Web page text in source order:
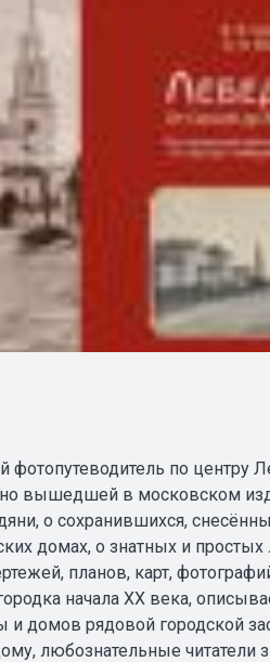
по центру
вышедшей в московском
о сохранившихся,
домах, о знатных и простых
планов, карт,
начала XX века,
домов рядовой городской
любознательные читатели